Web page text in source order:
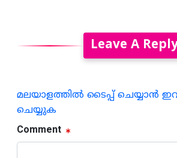
Leave A
മലയാളത്തില്‍ ടൈപ്പ് ചെയ്യാന്‍
ചെയ്യുക
Comment